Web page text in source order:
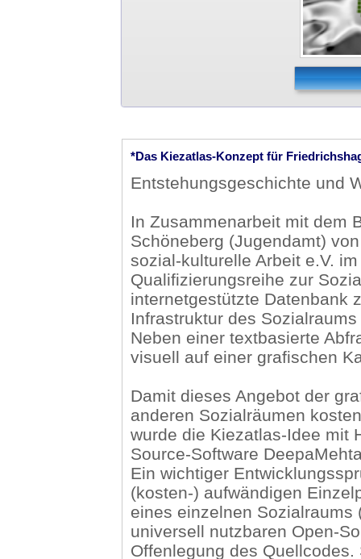
*Das Kiezatlas-Konzept für
Entstehungsgeschichte und
In Zusammenarbeit mit dem
Schöneberg (Jugendamt)
sozial-kulturelle Arbeit e.V.
Qualifizierungsreihe zur
internetgestützte Datenbank
Infrastruktur des
Neben einer textbasierte
visuell auf einer grafischen
Damit dieses Angebot der
anderen Sozialräumen
wurde die Kiezatlas-Idee mit
Source-Software
Ein wichtiger
(kosten-) aufwändigen
eines einzelnen
universell nutzbaren Open-
Offenlegung des